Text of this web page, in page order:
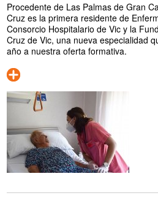
Procedente de Las Palmas de Gran
Cruz es la primera residente de
Consorcio Hospitalario de Vic y la
Cruz de Vic, una nueva especialidad
año a nuestra oferta formativa.